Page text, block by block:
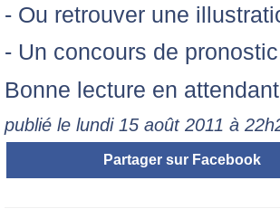
- Ou retrouver une
- Un concours de
Bonne lecture en
publié le lundi 15 août 2011 à
Partager sur Facebook